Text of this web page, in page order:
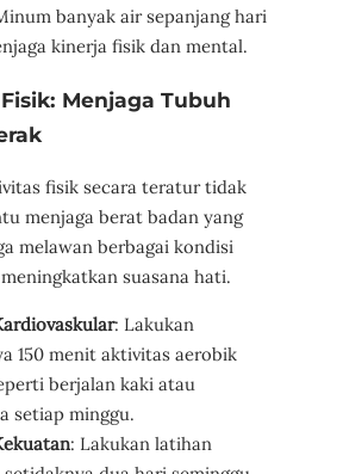
banyak air sepanjang hari
kinerja fisik dan mental.
Menjaga Tubuh
fisik secara teratur tidak
menjaga berat badan yang
melawan berbagai kondisi
suasana hati.
: Lakukan
150 menit aktivitas aerobik
berjalan kaki atau
setiap minggu.
: Lakukan latihan